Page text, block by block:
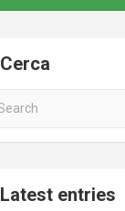
Cerca
Latest entries